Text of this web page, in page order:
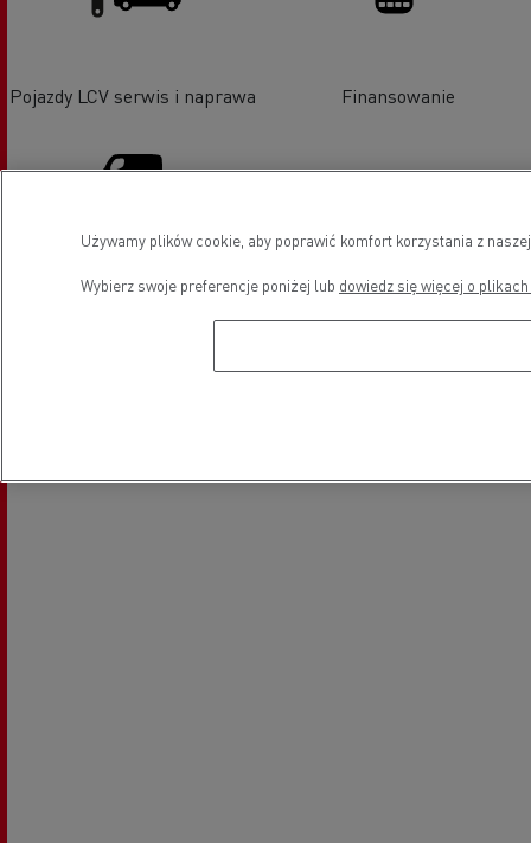
Pojazdy LCV serwis i naprawa Finansowanie
Sprzedaż pojazdów LCV -
Używamy plików cookie, aby poprawić komfort korzystania z
Wybierz swoje preferencje poniżej lub dowiedz się więcej o